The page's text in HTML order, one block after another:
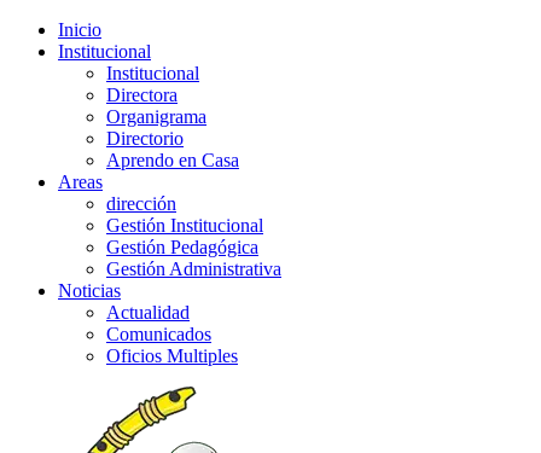
Inicio
Institucional
Institucional
Directora
Organigrama
Directorio
Aprendo en Casa
Areas
dirección
Gestión Institucional
Gestión Pedagógica
Gestión Administrativa
Noticias
Actualidad
Comunicados
Oficios Multiples